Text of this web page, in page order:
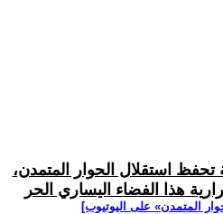
تحفظ استقلال الحوار المتمدن،
هذا الفضاء اليساري الحر
المتمدن» على اليوتيوب]